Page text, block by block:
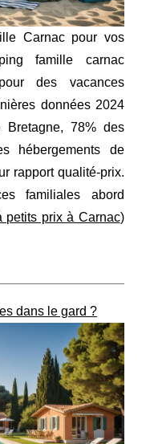
Carnac pour vos
famille carnac
des vacances
données 2024
Bretagne, 78% des
hébergements de
rapport qualité-prix.
familiales abord
petits prix à Carnac)
dans le gard ?